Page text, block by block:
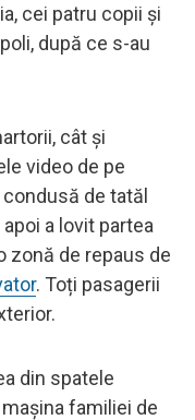
cei patru copii și
după ce s-au
cât și
video de pe
de tatăl
a lovit partea
zonă de repaus de
. Toți pasagerii
din spatele
familiei de